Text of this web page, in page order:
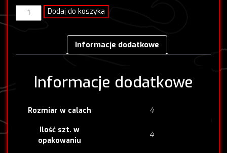
ilość
OHIO
Dodaj do koszyka
Informacje dodatkowe
Informacje dodatkowe
Rozmiar w calach 4
Ilość szt. w
opakowaniu
4